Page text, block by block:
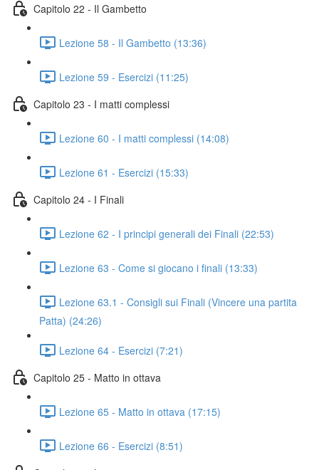
Capitolo 22 - Il Gambetto
Lezione 58 - Il Gambetto (13:36)
Lezione 59 - Esercizi (11:25)
Capitolo 23 - I matti complessi
Lezione 60 - I matti complessi (14:08)
Lezione 61 - Esercizi (15:33)
Capitolo 24 - I Finali
Lezione 62 - I principi generali dei Finali (22:53)
Lezione 63 - Come si giocano i finali (13:33)
Lezione 63.1 - Consigli sui Finali (Vincere una partita
Patta) (24:26)
Lezione 64 - Esercizi (7:21)
Capitolo 25 - Matto in ottava
Lezione 65 - Matto in ottava (17:15)
Lezione 66 - Esercizi (8:51)